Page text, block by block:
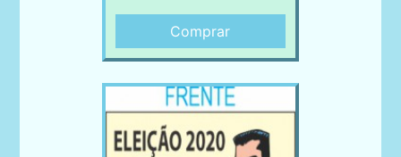
Comprar